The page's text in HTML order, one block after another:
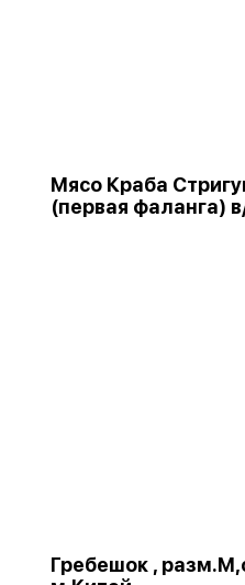
Мясо Краба
(первая фаланга)
Гребешок ,